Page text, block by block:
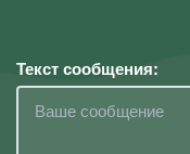
Текст сообщения: